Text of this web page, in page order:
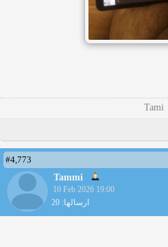
Tami
#4,773
Tammi
10 Feb 2026 19:00
ارسالها: 20